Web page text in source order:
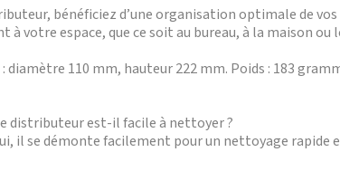
bénéficiez d’une organisation optimale de
à votre espace, que ce soit au bureau, à la maison
diamètre 110 mm, hauteur 222 mm. Poids : 183
distributeur est-il facile à nettoyer ?
il se démonte facilement pour un nettoyage rapide